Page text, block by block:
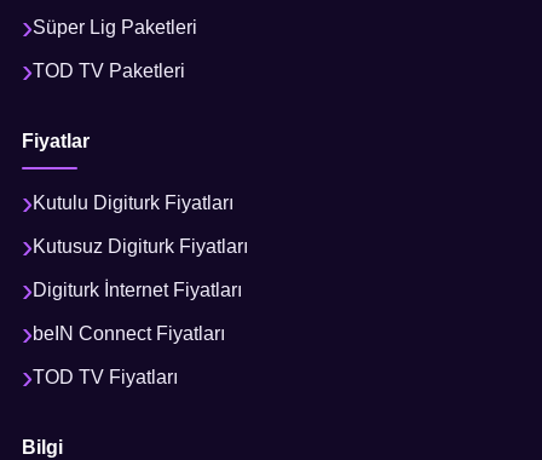
Süper Lig Paketleri
TOD TV Paketleri
Fiyatlar
Kutulu Digiturk Fiyatları
Kutusuz Digiturk Fiyatları
Digiturk İnternet Fiyatları
beIN Connect Fiyatları
TOD TV Fiyatları
Bilgi